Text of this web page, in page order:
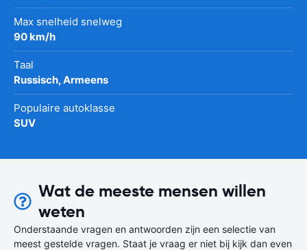
Max snelheid snelweg
90 km/h
Taal
Russisch, Armeens
Populaire autoklasse
SUV
Wat de meeste mensen willen
weten
Onderstaande vragen en antwoorden zijn een selectie van
meest gestelde vragen. Staat je vraag er niet bij kijk dan even